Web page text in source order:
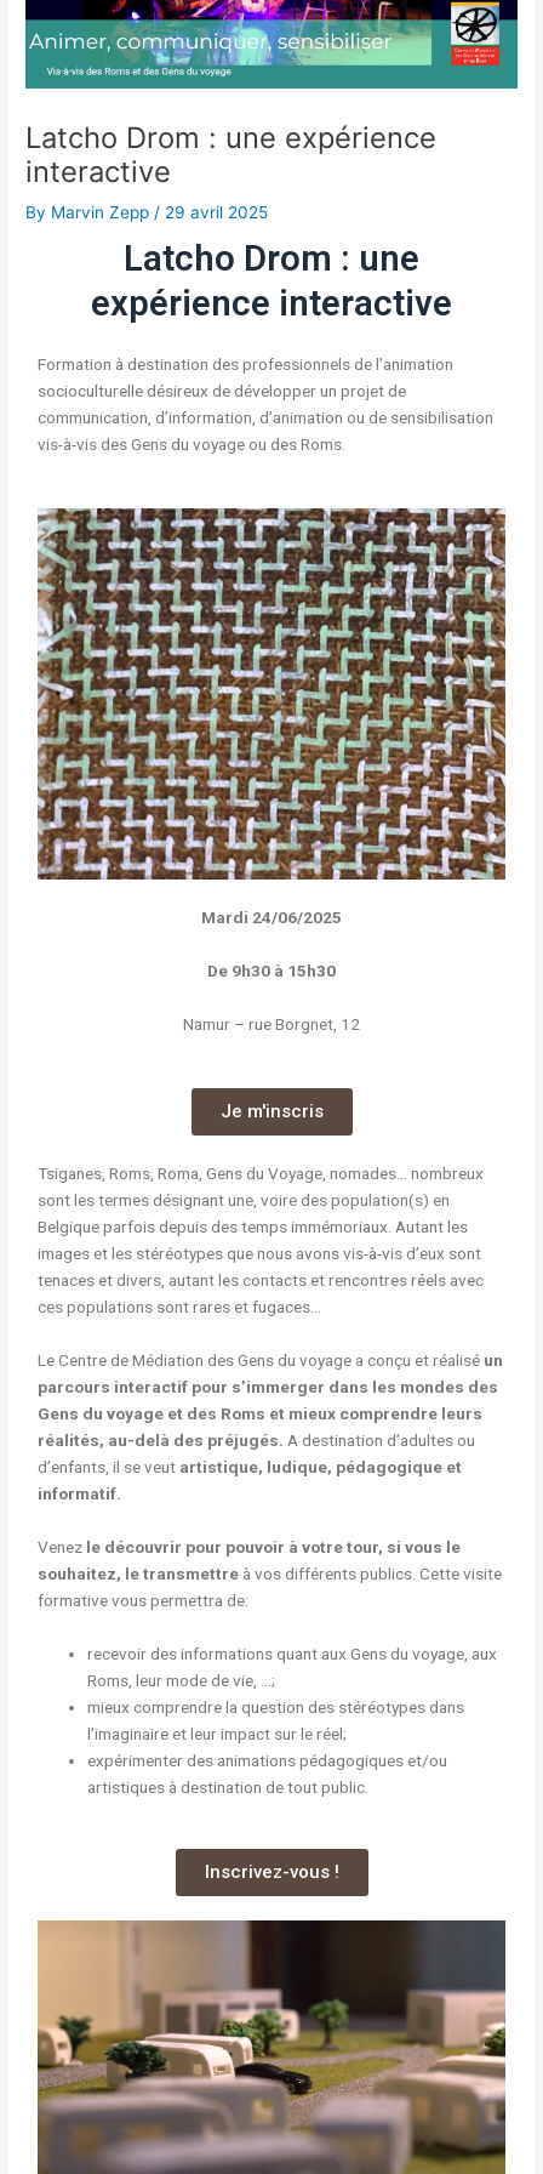
Latcho Drom : une expérience
interactive
By Marvin Zepp/ 29 avril 2025
Latcho Drom : une
expérience interactive
Formation à destination des professionnels de l’animation
socioculturelle désireux de développer un projet de
communication, d’information, d’animation ou de sensibilisation
vis-à-vis des Gens du voyage ou des Roms.
Mardi 24/06/2025
De 9h30 à 15h30
Namur – rue Borgnet, 12
Je m'inscris
Tsiganes, Roms, Roma, Gens du Voyage, nomades… nombreux
sont les termes désignant une, voire des population(s) en
Belgique parfois depuis des temps immémoriaux. Autant les
images et les stéréotypes que nous avons vis-à-vis d’eux sont
tenaces et divers, autant les contacts et rencontres réels avec
ces populations sont rares et fugaces…
Le Centre de Médiation des Gens du voyage a conçu et réalisé un
parcours interactif pour s’immerger dans les mondes des
Gens du voyage et des Roms et mieux comprendre leurs
réalités, au-delà des préjugés. A destination d’adultes ou
d’enfants, il se veut artistique, ludique, pédagogique et
informatif.
Venez le découvrir pour pouvoir à votre tour, si vous le
souhaitez, le transmettre à vos différents publics. Cette visite
formative vous permettra de:
recevoir des informations quant aux Gens du voyage, aux
Roms, leur mode de vie, …;
mieux comprendre la question des stéréotypes dans
l’imaginaire et leur impact sur le réel;
expérimenter des animations pédagogiques et/ou
artistiques à destination de tout public.
Inscrivez-vous !